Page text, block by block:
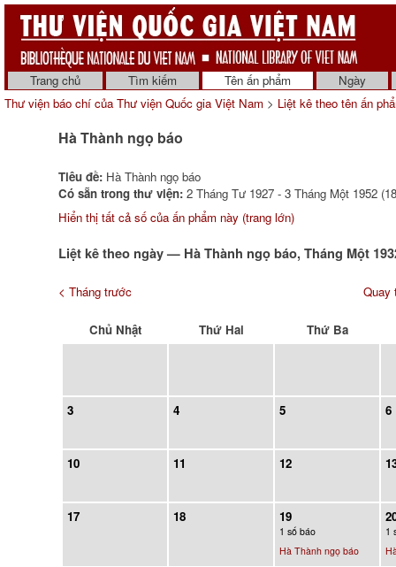
Trang chủ Tìm kiếm Tên ấn phẩm
Ngày
Thư viện báo chí của Thư viện Quốc gia Việt Nam > Liệt kê theo tên ấn
Hà Thành ngọ báo
Tiêu đề: Hà Thành ngọ báo
Có sẵn trong thư viện: 2 Tháng Tư 1927 - 3 Tháng Một 1952
Hiển thị tất cả số của ấn phẩm này (trang lớn)
Liệt kê theo ngày — Hà Thành ngọ báo, Tháng Một
< Tháng trước Quay
Chủ Nhật Thứ Hai Thứ Ba
3 4 5 6
10 11 12
17 18 19
1 số báo
Hà Thành ngọ báo
1